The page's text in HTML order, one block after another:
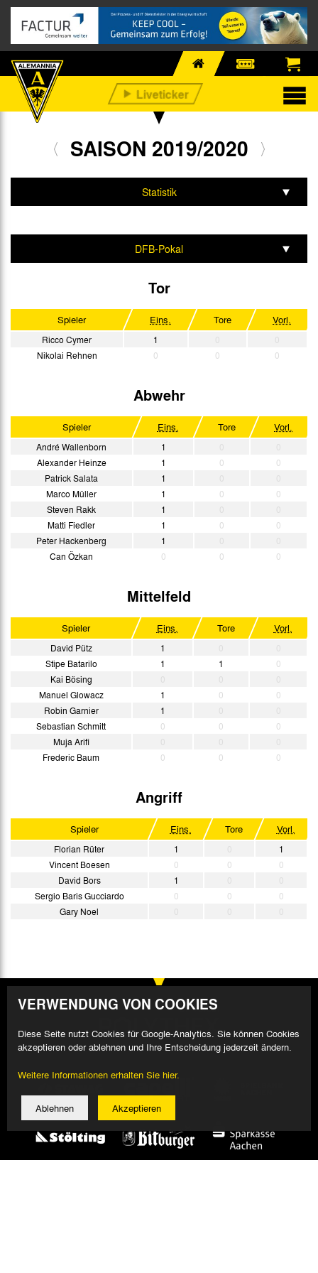
SAISON 2019/2020
Spiele & Tabelle
Statistik
DFB-Pokal
Regionalliga West
Tor
Spieler Eins. Tore Vorl.
Ricco Cymer 1
Nikolai Rehnen
0 0 0
Abwehr
Spieler Eins. Tore Vorl.
André Wallenborn 1
Alexander Heinze
1 0
0
Patrick Salata
1
Marco Müller
1 0
0
Steven Rakk
1
Matti Fiedler
1 0
0
Peter Hackenberg
1
Can Özkan
0 0 0
Mittelfeld
Spieler Eins. Tore Vorl.
David Pütz 1
Stipe Batarilo
1 1
0
Kai Bösing
Manuel Glowacz
1 0
0
Robin Garnier
1
Sebastian Schmitt
0 0
0
Muja Arifi
Frederic Baum
0 0 0
Angriff
Spieler Eins. Tore Vorl.
Florian Rüter 1
1
Vincent Boesen
0 0
0
David Bors
1
Sergio Baris Gucciardo
0 0
0
Gary Noel
VERWENDUNG VON COOKIES
Diese Seite nutzt Cookies für Google-Analytics. Sie können Cookies
akzeptieren oder ablehnen und Ihre Entscheidung jederzeit ändern.
Weitere Informationen erhalten Sie hier.
Ablehnen Akzeptieren